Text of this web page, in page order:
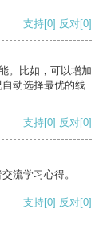
支持[0] 反对[0]
。比如，可以增加
动选择最优的线
支持[0] 反对[0]
流学习心得。
支持[0] 反对[0]